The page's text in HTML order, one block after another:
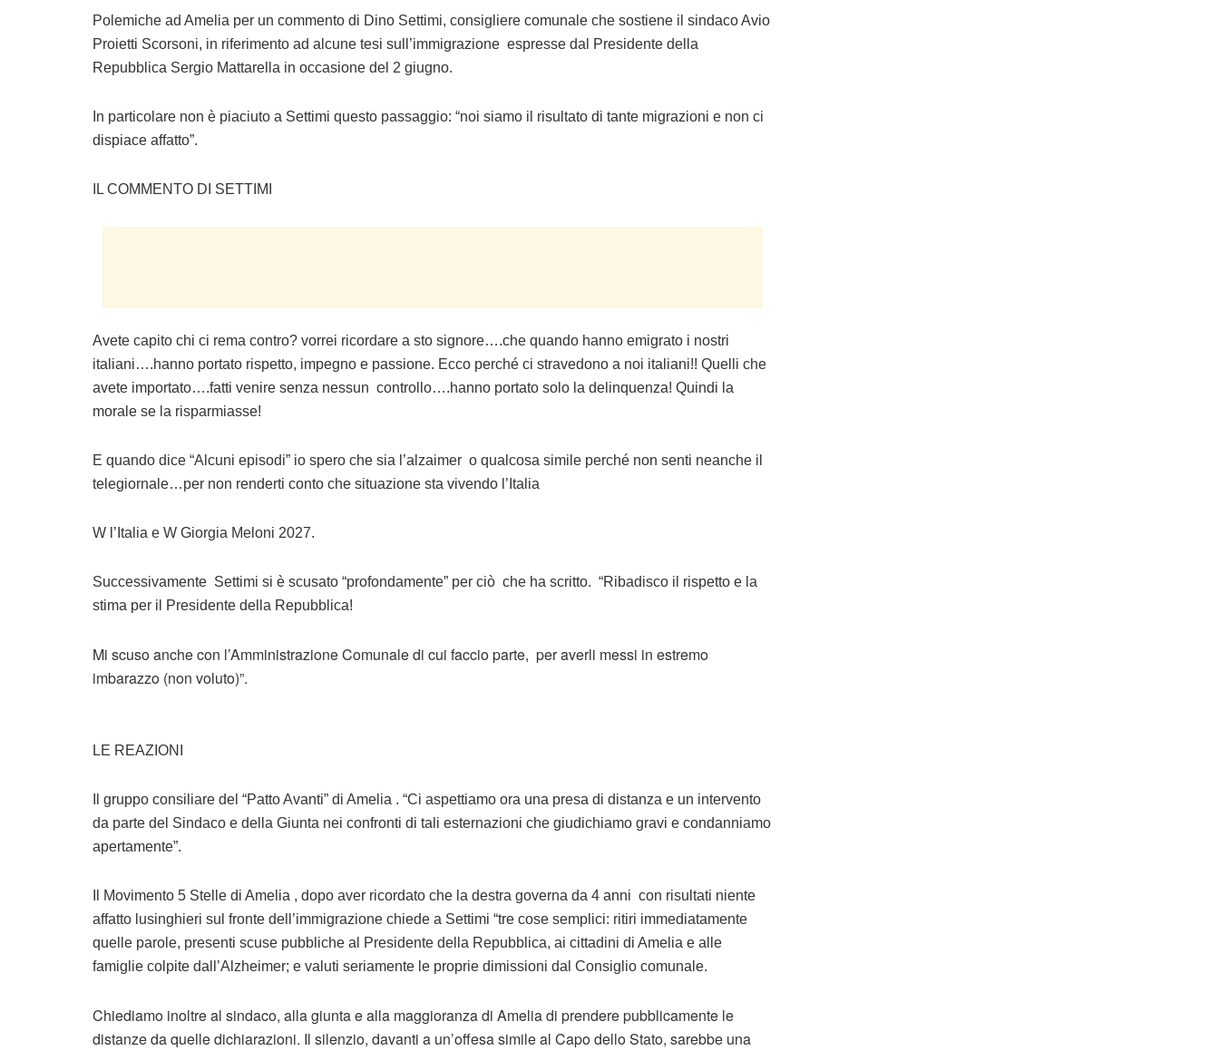
Polemiche ad Amelia per un commento di Dino Settimi, consigliere comunale che sostiene il sindaco Avio
Proietti Scorsoni, in riferimento ad alcune tesi sull’immigrazione espresse dal Presidente della
Repubblica Sergio Mattarella in occasione del 2 giugno.
In particolare non è piaciuto a Settimi questo passaggio: “noi siamo il risultato di tante migrazioni e non ci
dispiace affatto”.
IL COMMENTO DI SETTIMI
Avete capito chi ci rema contro? vorrei ricordare a sto signore….che quando hanno emigrato i nostri
italiani….hanno portato rispetto, impegno e passione. Ecco perché ci stravedono a noi italiani!! Quelli che
avete importato….fatti venire senza nessun controllo….hanno portato solo la delinquenza! Quindi la
morale se la risparmiasse!
E quando dice “Alcuni episodi” io spero che sia l’alzaimer o qualcosa simile perché non senti neanche il
telegiornale…per non renderti conto che situazione sta vivendo l’Italia
W l’Italia e W Giorgia Meloni 2027.
Successivamente Settimi si è scusato “profondamente” per ciò che ha scritto. “Ribadisco il rispetto e la
stima per il Presidente della Repubblica!
Mi scuso anche con l’Amministrazione Comunale di cui faccio parte, per averli messi in estremo
imbarazzo (non voluto)”.
LE REAZIONI
Il gruppo consiliare del “Patto Avanti” di Amelia . “Ci aspettiamo ora una presa di distanza e un intervento
da parte del Sindaco e della Giunta nei confronti di tali esternazioni che giudichiamo gravi e condanniamo
apertamente”.
Il Movimento 5 Stelle di Amelia , dopo aver ricordato che la destra governa da 4 anni con risultati niente
affatto lusinghieri sul fronte dell’immigrazione chiede a Settimi “tre cose semplici: ritiri immediatamente
quelle parole, presenti scuse pubbliche al Presidente della Repubblica, ai cittadini di Amelia e alle
famiglie colpite dall’Alzheimer; e valuti seriamente le proprie dimissioni dal Consiglio comunale.
Chiediamo inoltre al sindaco, alla giunta e alla maggioranza di Amelia di prendere pubblicamente le
distanze da quelle dichiarazioni. Il silenzio, davanti a un’offesa simile al Capo dello Stato, sarebbe una